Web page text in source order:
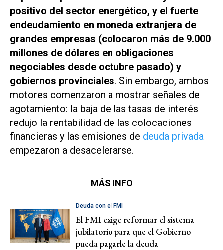
positivo del sector energético, y el fuerte
endeudamiento en moneda extranjera de
grandes empresas (colocaron más de 9.000
millones de dólares en obligaciones
negociables desde octubre pasado) y
gobiernos provinciales. Sin embargo, ambos
motores comenzaron a mostrar señales de
agotamiento: la baja de las tasas de interés
redujo la rentabilidad de las colocaciones
financieras y las emisiones de deuda privada
empezaron a desacelerarse.
MÁS INFO
Deuda con el FMI
El FMI exige reformar el sistema
jubilatorio para que el Gobierno
pueda pagarle la deuda